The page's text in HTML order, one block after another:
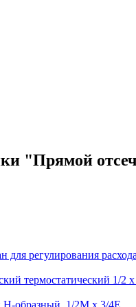
"Прямой
для регулирования
термостатический 1/2